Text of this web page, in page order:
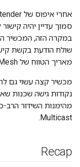
שולח הודעת בקשת
מאריך הטווח של Mesh.
מכשיר קצה עשוי גם
נקודות גישה שכנות
מהימנות השידור הרב-
Multicast.
Recap